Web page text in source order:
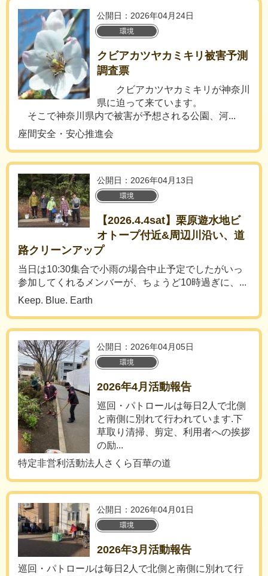
公開日：2026年04月24日
環境
クビアカツヤカミキリ被害予測
調査票
クビアカツヤカミキリが神奈川
県に迫って来ています。
そこで神奈川県内で被害が予想される公園、河...
座間安全・安心推進会
公開日：2026年04月13日
環境
【2026.4.4sat】栗原遊水地ビ
オトープ付近&周辺川沿い、道
路クリーンアップ
当日は10:30集合で小雨の場合中止予定でしたがいっ
参加してくれるメンバーが、ちょうど10時過ぎに、...
Keep. Blue. Earth
公開日：2026年04月05日
環境
2026年4月活動報告
巡回・パトロールは毎日2人で北側
と南側に別れて行われています.下
草取り清掃、剪定、利用者への挨拶
の励...
特定非営利活動法人さくら百華の道
公開日：2026年04月01日
環境
2026年3月活動報告
巡回・パトロールは毎日2人で北側と南側に別れて行